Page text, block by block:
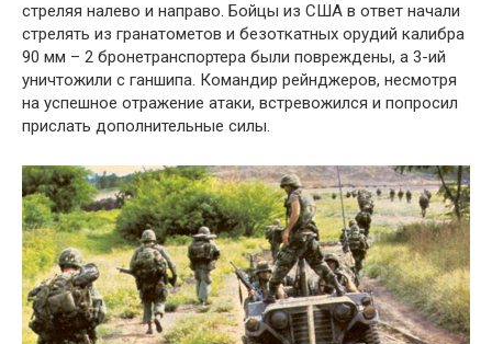
стреляя налево и направо. Бойцы из США в ответ начали
стрелять из гранатометов и безоткатных орудий калибра
90 мм – 2 бронетранспортера были повреждены, а 3-ий
уничтожили с ганшипа. Командир рейнджеров, несмотря
на успешное отражение атаки, встревожился и попросил
прислать дополнительные силы.